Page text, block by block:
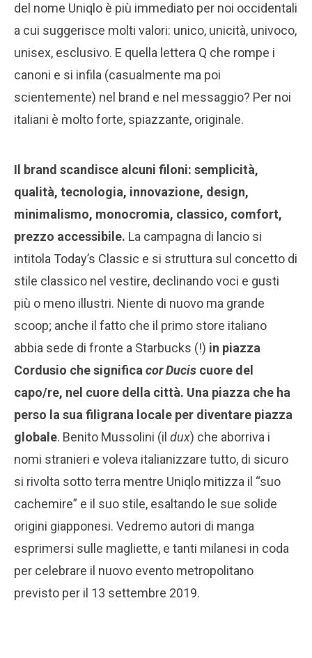
del nome Uniqlo è più immediato per noi occidentali
a cui suggerisce molti valori: unico, unicità, univoco,
unisex, esclusivo. E quella lettera Q che rompe i
canoni e si infila (casualmente ma poi
scientemente) nel brand e nel messaggio? Per noi
italiani è molto forte, spiazzante, originale.
Il brand scandisce alcuni filoni: semplicità,
qualità, tecnologia, innovazione, design,
minimalismo, monocromia, classico, comfort,
prezzo accessibile. La campagna di lancio si
intitola Today’s Classic e si struttura sul concetto di
stile classico nel vestire, declinando voci e gusti
più o meno illustri. Niente di nuovo ma grande
scoop; anche il fatto che il primo store italiano
abbia sede di fronte a Starbucks (!) in piazza
Cordusio che significa cor Ducis cuore del
capo/re, nel cuore della città. Una piazza che ha
perso la sua filigrana locale per diventare piazza
globale. Benito Mussolini (il dux) che aborriva i
nomi stranieri e voleva italianizzare tutto, di sicuro
si rivolta sotto terra mentre Uniqlo mitizza il “suo
cachemire” e il suo stile, esaltando le sue solide
origini giapponesi. Vedremo autori di manga
esprimersi sulle magliette, e tanti milanesi in coda
per celebrare il nuovo evento metropolitano
previsto per il 13 settembre 2019.